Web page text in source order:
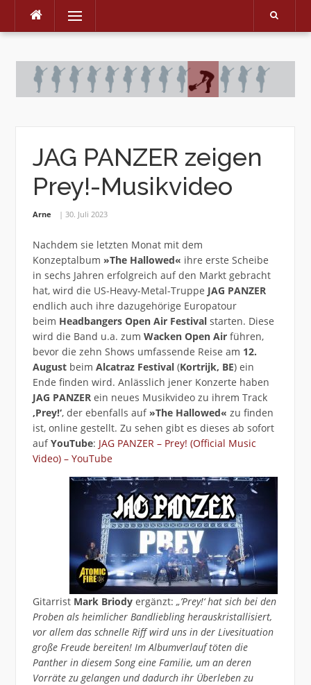
Skip
Menu
JAG PANZER zeigen
Prey!-Musikvideo
Arne 30. Juli 2023
Nachdem sie letzten Monat mit dem
Konzeptalbum »The Hallowed« ihre erste Scheibe
in sechs Jahren erfolgreich auf den Markt gebracht
hat, wird die US-Heavy-Metal-Truppe JAG PANZER
endlich auch ihre dazugehörige Europatour
beim Headbangers Open Air Festivalstarten. Diese
wird die Band u.a. zum Wacken Open Airführen,
bevor die zehn Shows umfassende Reise am 12.
Augustbeim Alcatraz Festival(Kortrijk, BE) ein
Ende finden wird. Anlässlich jener Konzerte haben
JAG PANZERein neues Musikvideo zu ihrem Track
‚Prey!‘, der ebenfalls auf »The Hallowed« zu finden
ist, online gestellt. Zu sehen gibt es dieses ab sofort
aufYouTube: JAG PANZER – Prey! (Official Music
Video) – YouTube
Gitarrist Mark Briodyergänzt: „’Prey!‘ hat sich bei den
Proben als heimlicher Bandliebling herauskristallisiert,
vor allem das schnelle Riff wird uns in der Livesituation
große Freude bereiten! Im Albumverlauf töten die
Panther in diesem Song eine Familie, um an deren
Vorräte zu gelangen und dadurch ihr Überleben zu